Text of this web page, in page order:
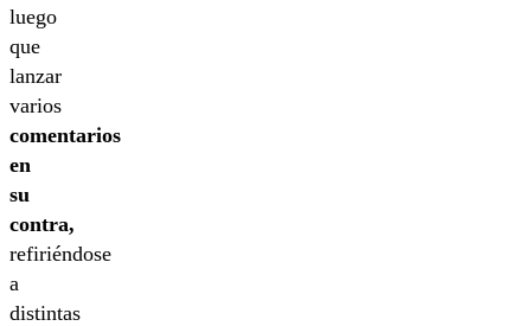
luego
que
lanzar
varios
comentarios
en
su
contra,
refiriéndose
a
distintas